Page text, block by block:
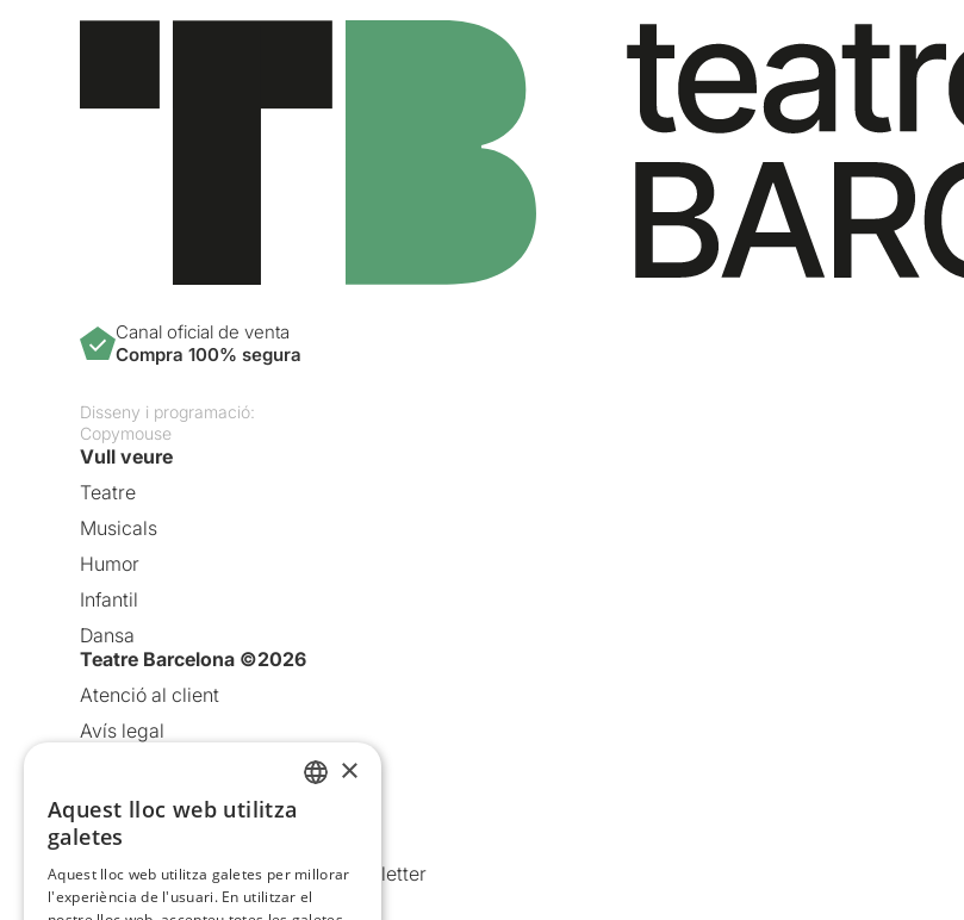
Canal oficial de venta
Compra 100% segura
Disseny i programació:
Copymouse
Vull veure
Teatre
Musicals
Humor
Infantil
Dansa
Teatre Barcelona ©2026
Atenció al client
Avís legal
Política de cookies
Condicions d’ús
Comunicacions comercials i Newsletter
Anuncia’t
×
Aquest lloc web utilitza
galetes
Aquest lloc web utilitza galetes per millorar
l'experiència de l'usuari. En utilitzar el